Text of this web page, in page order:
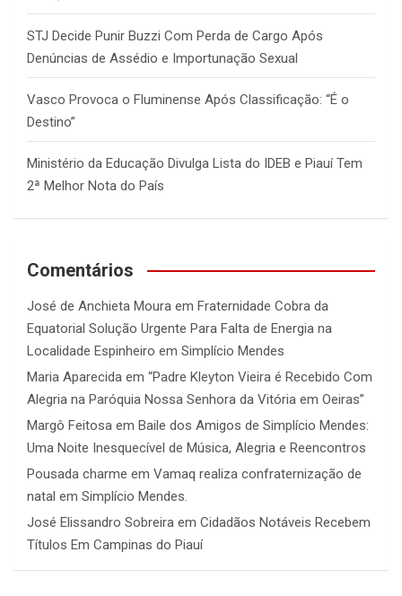
STJ Decide Punir Buzzi Com Perda de Cargo Após
Denúncias de Assédio e Importunação Sexual
Vasco Provoca o Fluminense Após Classificação: “É o
Destino”
Ministério da Educação Divulga Lista do IDEB e Piauí Tem
2ª Melhor Nota do País
Comentários
José de Anchieta Moura em Fraternidade Cobra da
Equatorial Solução Urgente Para Falta de Energia na
Localidade Espinheiro em Simplício Mendes
Maria Aparecida em “Padre Kleyton Vieira é Recebido Com
Alegria na Paróquia Nossa Senhora da Vitória em Oeiras”
Margô Feitosa em Baile dos Amigos de Simplício Mendes:
Uma Noite Inesquecível de Música, Alegria e Reencontros
Pousada charme em Vamaq realiza confraternização de
natal em Simplício Mendes.
José Elissandro Sobreira em Cidadãos Notáveis Recebem
Títulos Em Campinas do Piauí